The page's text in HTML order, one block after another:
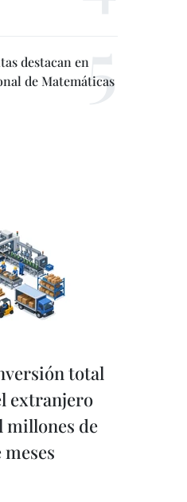
destacan en
de Matemáticas
total
extranjero
millones de